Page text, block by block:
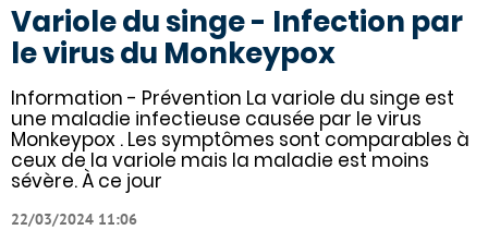
Variole du singe - Infection par
le virus du Monkeypox
Information - Prévention La variole du singe est
une maladie infectieuse causée par le virus
Monkeypox . Les symptômes sont comparables à
ceux de la variole mais la maladie est moins
sévère. À ce jour
22/03/2024 11:06